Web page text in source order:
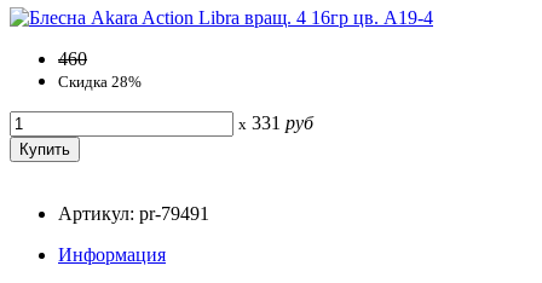
460
Скидка 28%
x 331 руб
Артикул: pr-79491
Информация